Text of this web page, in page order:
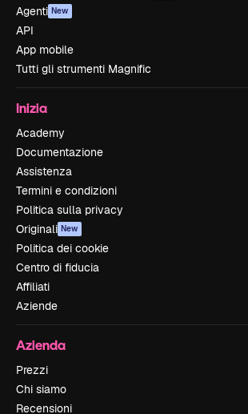
Agenti New
API
App mobile
Tutti gli strumenti Magnific
Inizia
Academy
Documentazione
Assistenza
Termini e condizioni
Politica sulla privacy
Originali New
Politica dei cookie
Centro di fiducia
Affiliati
Aziende
Azienda
Prezzi
Chi siamo
Recensioni